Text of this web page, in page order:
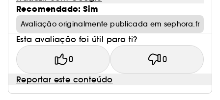
Recomendado: Sim
Avaliação originalmente publicada em sephora.fr
Esta avaliação foi útil para ti?
0 0
Reportar este conteúdo